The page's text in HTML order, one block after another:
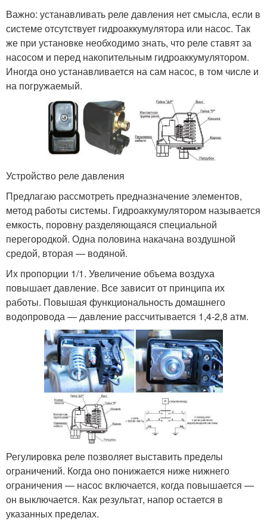
Важно: устанавливать реле давления нет смысла, если в
системе отсутствует гидроаккумулятора или насос. Так
же при установке необходимо знать, что реле ставят за
насосом и перед накопительным гидроаккумулятором.
Иногда оно устанавливается на сам насос, в том числе и
на погружаемый.
Устройство реле давления
Предлагаю рассмотреть предназначение элементов,
метод работы системы. Гидроаккумулятором называется
емкость, поровну разделяющаяся специальной
перегородкой. Одна половина накачана воздушной
средой, вторая — водяной.
Их пропорции 1/1. Увеличение объема воздуха
повышает давление. Все зависит от принципа их
работы. Повышая функциональность домашнего
водопровода — давление рассчитывается 1,4-2,8 атм.
Регулировка реле позволяет выставить пределы
ограничений. Когда оно понижается ниже нижнего
ограничения — насос включается, когда повышается —
он выключается. Как результат, напор остается в
указанных пределах.